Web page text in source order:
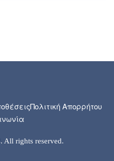
Πολιτική Απορρήτου
All rights reserved.